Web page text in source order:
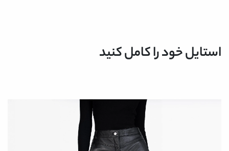
استایل خود را کامل کنید